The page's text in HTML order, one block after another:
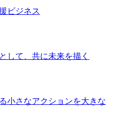
ビジネス
して、共に未来を描く
小さなアクションを大きな